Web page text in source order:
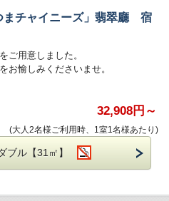
、ご年齢をお知らせくださいま
かれる場合がございます。
円）
まチャイニーズ」翡翠廳 宿
ご用意しました。
お愉しみくださいませ。
まチャイニーズ」
なる場合がございます。
いただき事前にお知らせください
32,908円～
(大人2名様ご利用時、1室1名様あたり)
ブル【31㎡】